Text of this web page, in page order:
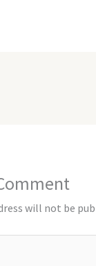
will not be